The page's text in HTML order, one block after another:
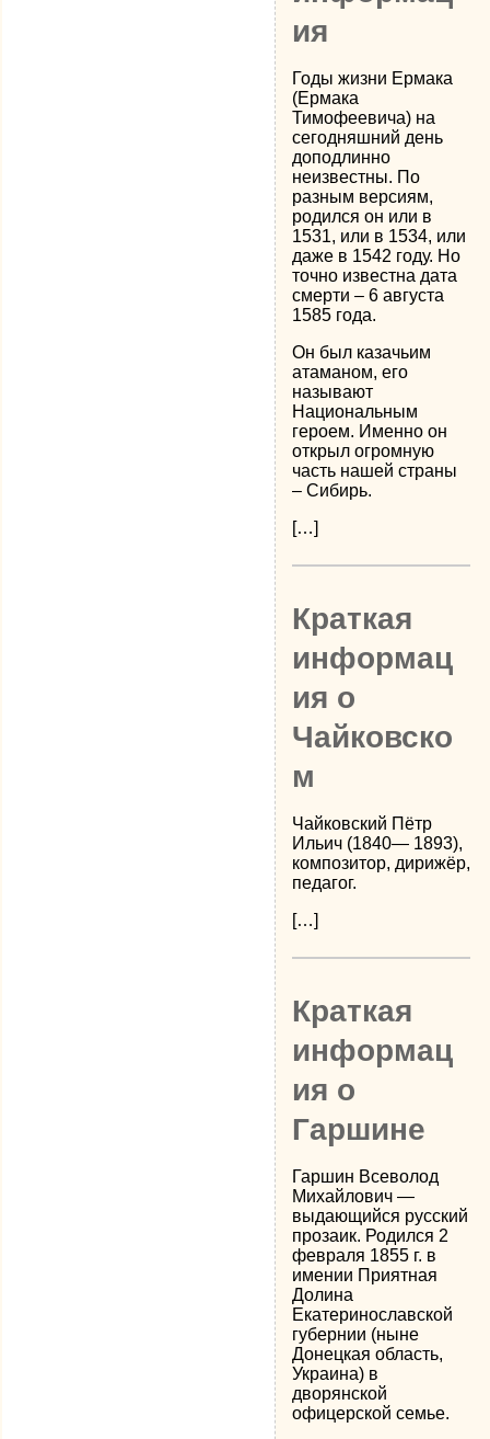
ия
Годы жизни Ермака
(Ермака
Тимофеевича) на
сегодняшний день
доподлинно
неизвестны. По
разным версиям,
родился он или в
1531, или в 1534, или
даже в 1542 году. Но
точно известна дата
смерти – 6 августа
1585 года.
Он был казачьим
атаманом, его
называют
Национальным
героем. Именно он
открыл огромную
часть нашей страны
– Сибирь.
[…]
Краткая
информац
ия о
Чайковско
м
Чайковский Пётр
Ильич (1840— 1893),
композитор, дирижёр,
педагог.
[…]
Краткая
информац
ия о
Гаршине
Гаршин Всеволод
Михайлович —
выдающийся русский
прозаик. Родился 2
февраля 1855 г. в
имении Приятная
Долина
Екатеринославской
губернии (ныне
Донецкая область,
Украина) в
дворянской
офицерской семье.